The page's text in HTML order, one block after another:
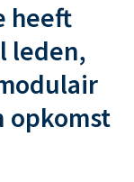
heeft
leden,
opkomst